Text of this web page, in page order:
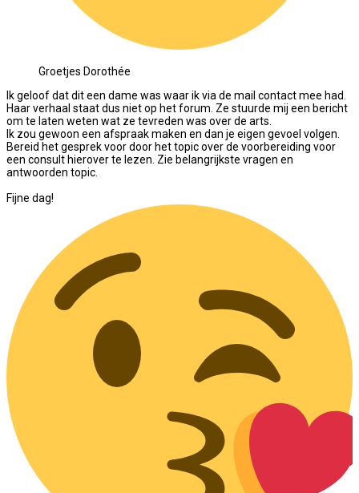
Groetjes Dorothée
Ik geloof dat dit een dame was waar ik via de mail contact mee had.
Haar verhaal staat dus niet op het forum. Ze stuurde mij een bericht
om te laten weten wat ze tevreden was over de arts.
Ik zou gewoon een afspraak maken en dan je eigen gevoel volgen.
Bereid het gesprek voor door het topic over de voorbereiding voor
een consult hierover te lezen. Zie belangrijkste vragen en
antwoorden topic.
Fijne dag!